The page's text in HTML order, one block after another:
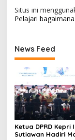
Situs ini
Pelajari
News Feed
Ketua DPRD Kepri
Sutiawan Hadiri